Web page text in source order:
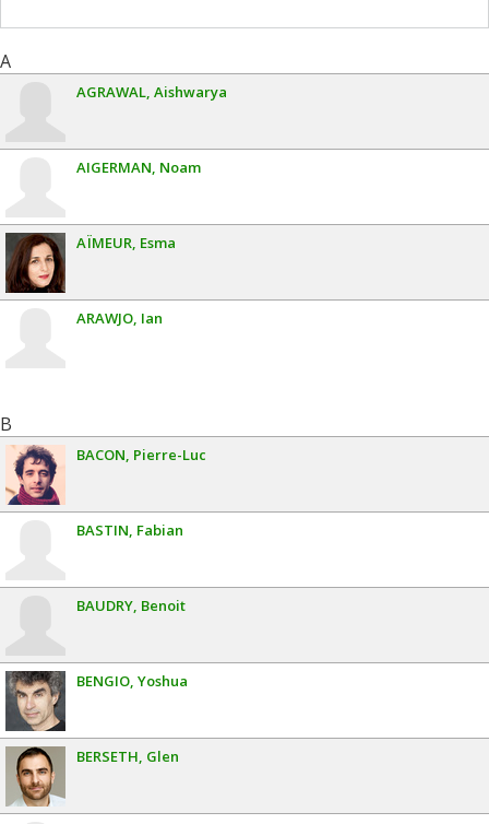
A
AGRAWAL Aishwarya
AIGERMAN Noam
AÏMEUR Esma
ARAWJO Ian
B
BACON Pierre-Luc
BASTIN Fabian
BAUDRY Benoit
BENGIO Yoshua
BERSETH Glen